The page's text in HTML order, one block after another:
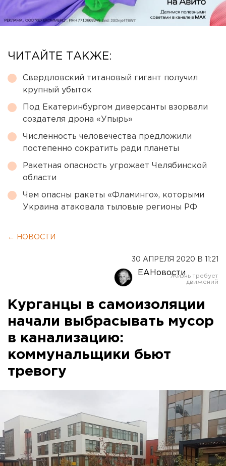
ЧИТАЙТЕ ТАКЖЕ:
Свердловский титановый гигант получил
крупный убыток
Под Екатеринбургом диверсанты взорвали
создателя дрона «Упырь»
Численность человечества предложили
постепенно сократить ради планеты
Ракетная опасность угрожает Челябинской
области
Чем опасны ракеты «Фламинго», которыми
Украина атаковала тыловые регионы РФ
← НОВОСТИ
30 АПРЕЛЯ 2020 В 11:21
ЕАНовости
Курганцы в самоизоляции
начали выбрасывать мусор
в канализацию:
коммунальщики бьют
тревогу